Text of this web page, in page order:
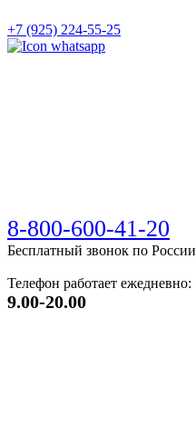
+7 (925) 224-55-25
8-800-600-41-20
Бесплатный звонок по России
Телефон работает ежедневно:
9.00-20.00